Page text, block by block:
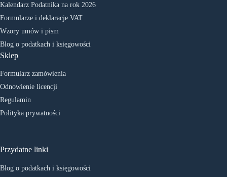
Kalendarz Podatnika na rok 2026
Formularze i deklaracje VAT
Wzory umów i pism
Blog o podatkach i księgowości
Sklep
Formularz zamówienia
Odnowienie licencji
Regulamin
Polityka prywatności
Przydatne linki
Blog o podatkach i księgowości